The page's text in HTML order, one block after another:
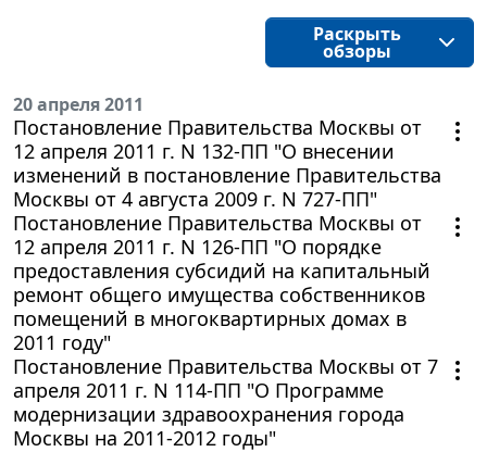
Раскрыть
обзоры
20 апреля 2011
Постановление Правительства Москвы от
12 апреля 2011 г. N 132-ПП "О внесении
изменений в постановление Правительства
Москвы от 4 августа 2009 г. N 727-ПП"
Постановление Правительства Москвы от
12 апреля 2011 г. N 126-ПП "О порядке
предоставления субсидий на капитальный
ремонт общего имущества собственников
помещений в многоквартирных домах в
2011 году"
Постановление Правительства Москвы от 7
апреля 2011 г. N 114-ПП "О Программе
модернизации здравоохранения города
Москвы на 2011-2012 годы"